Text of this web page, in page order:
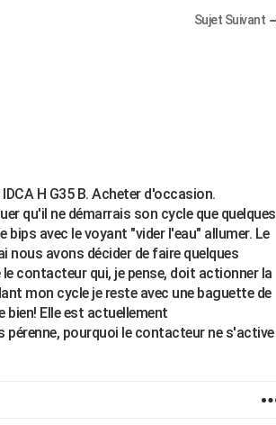
Sujet Suivant
H G35 B. Acheter d'occasion.
qu'il ne démarrais son cycle que quelques
avec le voyant "vider l'eau" allumer. Le
nous avons décider de faire quelques
le contacteur qui, je pense, doit actionner la
mon cycle je reste avec une baguette de
Elle est actuellement
pourquoi le contacteur ne s'active